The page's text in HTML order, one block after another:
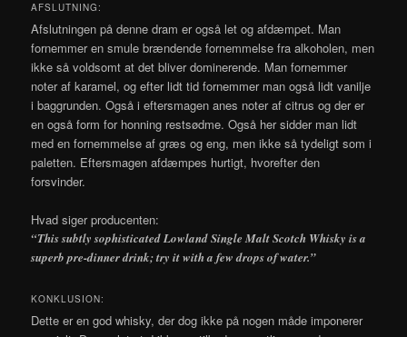
AFSLUTNING:
Afslutningen på denne dram er også let og afdæmpet. Man
fornemmer en smule brændende fornemmelse fra alkoholen, men
ikke så voldsomt at det bliver dominerende. Man fornemmer
noter af karamel, og efter lidt tid fornemmer man også lidt vanilje
i baggrunden. Også i eftersmagen anes noter af citrus og der er
en også form for honning restsødme. Også her sidder man lidt
med en fornemmelse af græs og eng, men ikke så tydeligt som i
paletten. Eftersmagen afdæmpes hurtigt, hvorefter den
forsvinder.
Hvad siger producenten:
“This subtly sophisticated LowlandSingle Malt Scotch Whisky is a
superb pre-dinner drink; try it with a few drops of water.”
KONKLUSION:
Dette er en god whisky, der dog ikke på nogen måde imponerer